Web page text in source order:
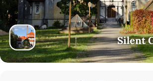
Реквием по Еве / Requiem for Eve
ARM 2024 | 1 min | Director: Anna-Maria
Requiem for Eve | Poet: Hayk Ryan
零零點零零分 / Midnight, the Zero Hour
TWN 2025 | 10 min | Director: Ye Mimi | Poem:
Hour | Poet: Ye Mimi
Silent